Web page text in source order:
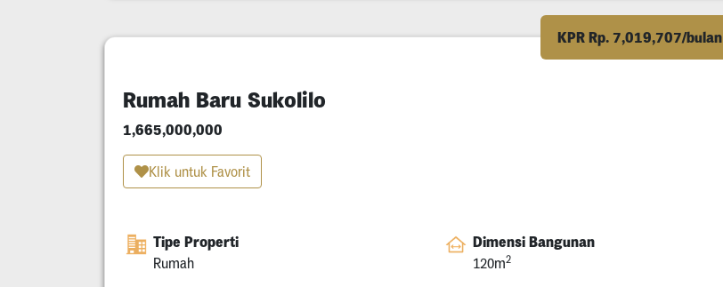
KPR Rp. 7,019,707/bulan
Rumah Baru Sukolilo
1,665,000,000
Klik untuk Favorit
Tipe Properti
Rumah
Dimensi Bangunan
120m2